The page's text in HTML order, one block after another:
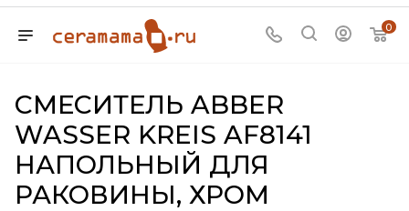
0
СМЕСИТЕЛЬ ABBER
WASSER KREIS AF8141
НАПОЛЬНЫЙ ДЛЯ
РАКОВИНЫ, ХРОМ